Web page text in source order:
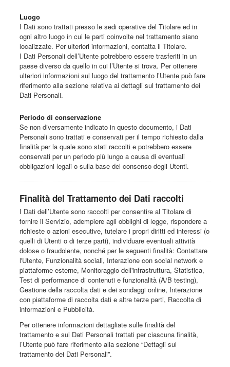
Luogo
I Dati sono trattati presso le sedi operative del Titolare ed in
ogni altro luogo in cui le parti coinvolte nel trattamento siano
localizzate. Per ulteriori informazioni, contatta il Titolare.
I Dati Personali dell’Utente potrebbero essere trasferiti in un
paese diverso da quello in cui l’Utente si trova. Per ottenere
ulteriori informazioni sul luogo del trattamento l’Utente può fare
riferimento alla sezione relativa ai dettagli sul trattamento dei
Dati Personali.
Periodo di conservazione
Se non diversamente indicato in questo documento, i Dati
Personali sono trattati e conservati per il tempo richiesto dalla
finalità per la quale sono stati raccolti e potrebbero essere
conservati per un periodo più lungo a causa di eventuali
obbligazioni legali o sulla base del consenso degli Utenti.
Finalità del Trattamento dei Dati raccolti
I Dati dell’Utente sono raccolti per consentire al Titolare di
fornire il Servizio, adempiere agli obblighi di legge, rispondere a
richieste o azioni esecutive, tutelare i propri diritti ed interessi (o
quelli di Utenti o di terze parti), individuare eventuali attività
dolose o fraudolente, nonché per le seguenti finalità: Contattare
l'Utente, Funzionalità sociali, Interazione con social network e
piattaforme esterne, Monitoraggio dell'infrastruttura, Statistica,
Test di performance di contenuti e funzionalità (A/B testing),
Gestione della raccolta dati e dei sondaggi online, Interazione
con piattaforme di raccolta dati e altre terze parti, Raccolta di
informazioni e Pubblicità.
Per ottenere informazioni dettagliate sulle finalità del
trattamento e sui Dati Personali trattati per ciascuna finalità,
l’Utente può fare riferimento alla sezione “Dettagli sul
trattamento dei Dati Personali”.